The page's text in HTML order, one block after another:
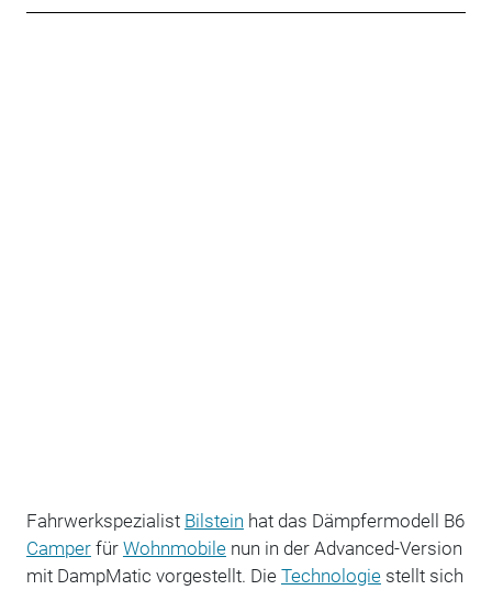
Fahrwerkspezialist Bilstein hat das Dämpfermodell B6
Camperfür Wohnmobilenun in der Advanced-Version
mit DampMatic vorgestellt. Die Technologiestellt sich